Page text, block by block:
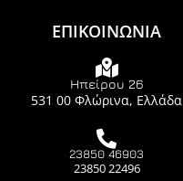
ΕΠΙΚΟΙΝΩΝΙΑ
Ηπείρου 26
531 00 Φλώρινα, Ελλάδα
23850 46903
23850 22496